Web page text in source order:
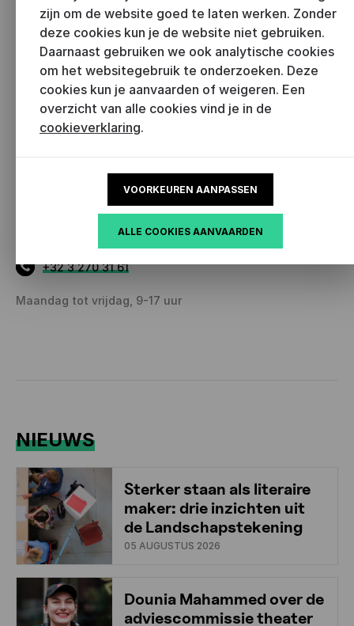
SCHRIJF JE IN VOOR ONZE NIEUWSBRIEVEN
CONTACT
Lange Leemstraat 57, 2018 Antwerpen
(bezoekadres) en Van Noortstraat 20, 2018
Antwerpen (postadres)
+32 3 270 31 61
Maandag tot vrijdag, 9-17 uur
NIEUWS
Sterker staan als literaire
maker: drie inzichten uit
de Landschapstekening
05 AUGUSTUS 2026
Dounia Mahammed over de
adviescommissie theater
zijn om de website goed te laten werken. Zonder
deze cookies kun je de website niet gebruiken.
Daarnaast gebruiken we ook analytische cookies
om het websitegebruik te onderzoeken. Deze
cookies kun je aanvaarden of weigeren. Een
overzicht van alle cookies vind je in de
cookieverklaring.
VOORKEUREN AANPASSEN
ALLE COOKIES AANVAARDEN